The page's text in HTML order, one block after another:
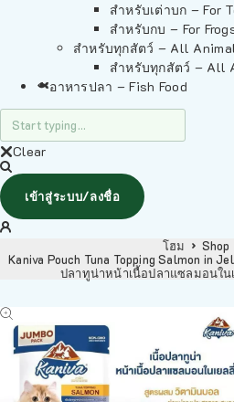
สำหรับเต่าบก – For
สำหรับกบ – For
สำหรับทุกสัตว์ – All
สำหรับทุกสัตว์ – All
อาหารปลา – Fish Food
Clear
เข้าสู่ระบบ/ลงชื่อ
โฮม
Shop
Kaniva Pouch Tuna Topping Salmon in
ปลาทูน่าหน้าเนื้อปลาแซลมอนใ